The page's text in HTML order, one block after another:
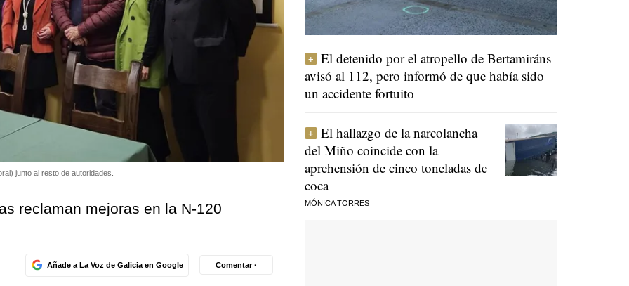
junto al resto de autoridades.
reclaman mejoras en la N-120
Añade a La Voz de Galicia en Google Comentar ·
El detenido por el atropello de Bertamiráns
avisó al 112, pero informó de que había sido
un accidente fortuito
El hallazgo de la narcolancha
del Miño coincide con la
aprehensión de cinco toneladas de
coca
MÓNICA TORRES